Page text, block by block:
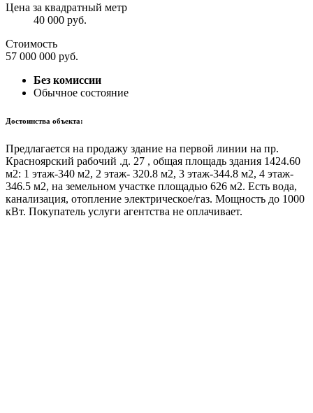
Цена за квадратный метр
40 000 руб.
Стоимость
57 000 000 руб.
Без комиссии
Обычное состояние
Достоинства объекта:
Предлагается на продажу здание на первой линии на пр.
Красноярский рабочий .д. 27 , общая площадь здания 1424.60
м2: 1 этаж-340 м2, 2 этаж- 320.8 м2, 3 этаж-344.8 м2, 4 этаж-
346.5 м2, на земельном участке площадью 626 м2. Есть вода,
канализация, отопление электрическое/газ. Мощность до 1000
кВт. Покупатель услуги агентства не оплачивает.